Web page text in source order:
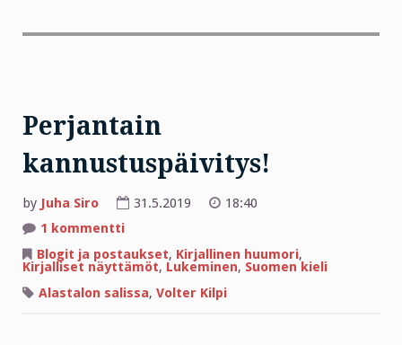
Perjantain
kannustuspäivitys!
by Juha Siro 31.5.2019
18:40
1 kommenttiartikkeliin
kannustuspäivitys!
Blogit ja postaukset, Kirjallinen huumori,
Kirjalliset näyttämöt, Lukeminen, Suomen kieli
Alastalon salissa, Volter Kilpi